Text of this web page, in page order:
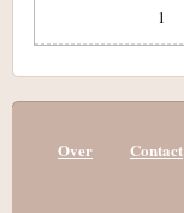
1
Over Contact